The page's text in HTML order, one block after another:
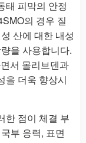
태 피막의 안정
의 경우 질
산에 대한 내성
을 사용합니다.
서 몰리브덴과
을 더욱 향상시
한 점이 체결 부
부 응력, 표면